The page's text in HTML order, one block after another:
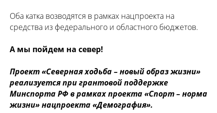
Оба катка возводятся в рамках нацпроекта на
средства из федерального и областного бюджетов.
А мы пойдем на север!
Проект «Северная ходьба – новый образ жизни»
реализуется при грантовой поддержке
Минспорта РФ в рамках проекта «Спорт – норма
жизни» нацпроекта «Демография».